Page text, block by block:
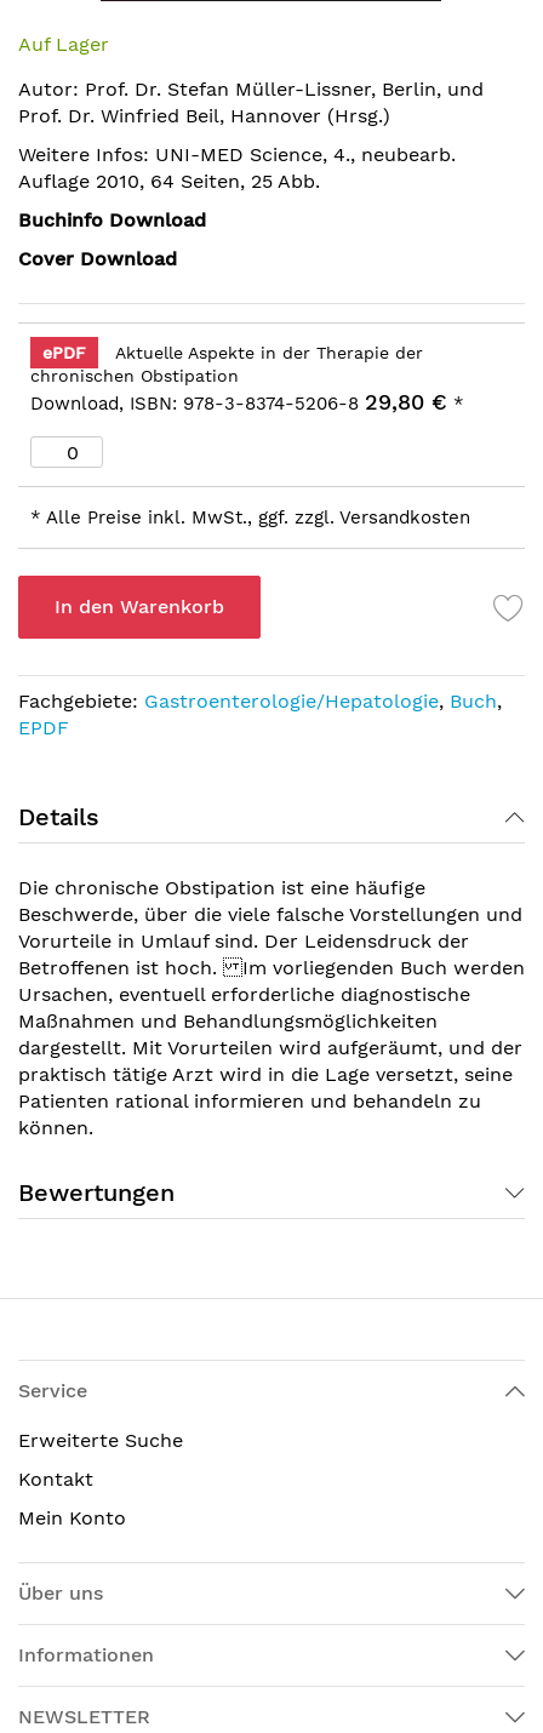
Anfang
Bildergalerie
springen
Auf Lager
Autor: Prof. Dr. Stefan Müller-Lissner, Berlin, und
Prof. Dr. Winfried Beil, Hannover (Hrsg.)
Weitere Infos: UNI-MED Science, 4., neubearb.
Auflage 2010, 64 Seiten, 25 Abb.
Buchinfo Download
Cover Download
ePDF
Aktuelle Aspekte in der Therapie der
chronischen Obstipation
Download, ISBN: 978-3-8374-5206-8 29,80 € *
* Alle Preise inkl. MwSt., ggf. zzgl. Versandkosten
In den Warenkorb
Fachgebiete: Gastroenterologie/Hepatologie, Buch,
EPDF
Details
Die chronische Obstipation ist eine häufige
Beschwerde, über die viele falsche Vorstellungen und
Vorurteile in Umlauf sind. Der Leidensdruck der
Betroffenen ist hoch. Im vorliegenden Buch werden
Ursachen, eventuell erforderliche diagnostische
Maßnahmen und Behandlungsmöglichkeiten
dargestellt. Mit Vorurteilen wird aufgeräumt, und der
praktisch tätige Arzt wird in die Lage versetzt, seine
Patienten rational informieren und behandeln zu
können.
Bewertungen
Service
Erweiterte Suche
Kontakt
Mein Konto
Über uns
Informationen
NEWSLETTER